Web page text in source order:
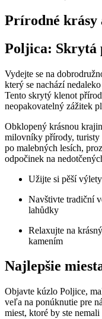
Prírodné krásy
Poljica: Skrytá
Vydejte se na
který se nachází
Tento skrytý klenot
neopakovatelný zážitek
Obklopený krásnou
milovníky přírody, turisty
po malebných lesích,
odpočinek na
Užijte si pěší
Navštivte tradiční
lahůdky
Relaxujte na
kamením
Najlepšie
Objavte kúzlo Poljice,
veľa na ponúknutie pre
miest, ktoré by ste